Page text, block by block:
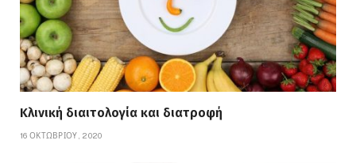
Κλινική διαιτολογία και διατροφή
16 ΟΚΤΩΒΡΊΟΥ, 2020